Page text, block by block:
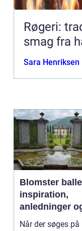
Røgeri:
smag fra
Sara Henriksen
Blomster
inspiration,
anledninger
lokale
Når der søges på